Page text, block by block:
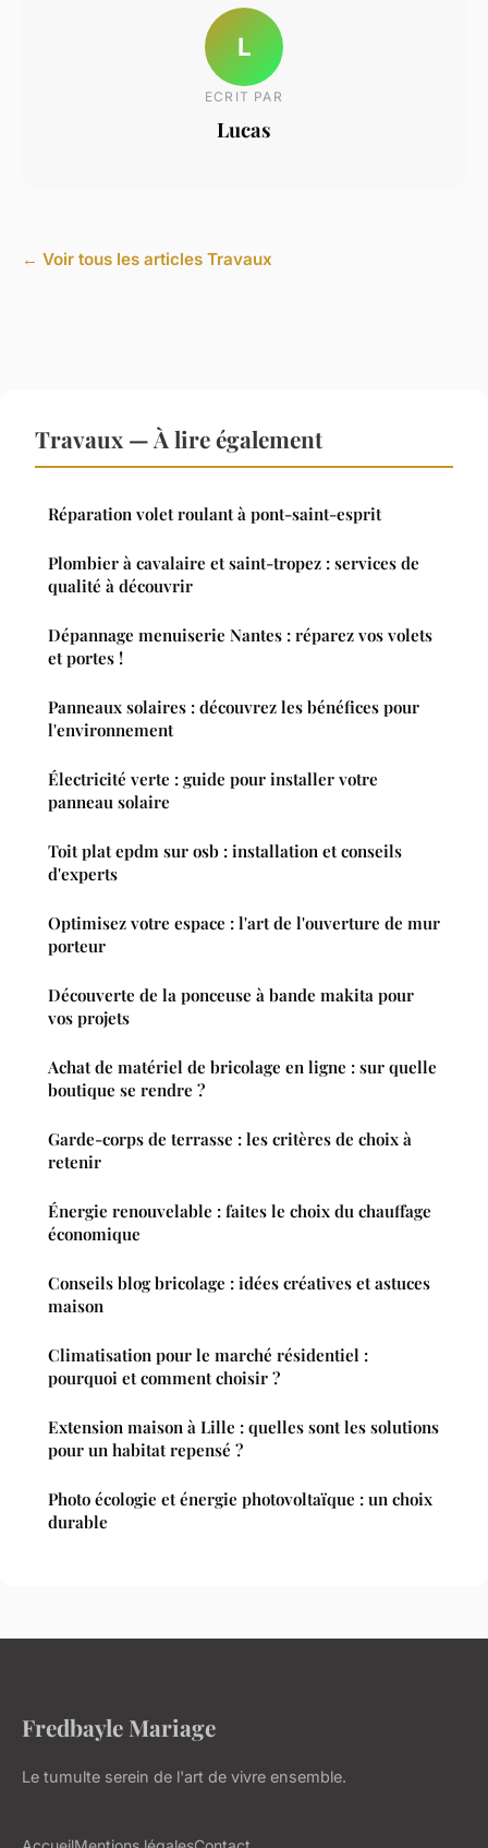
L
ECRIT PAR
Lucas
← Voir tous les articles Travaux
Travaux — À lire également
Réparation volet roulant à pont-saint-esprit
Plombier à cavalaire et saint-tropez : services de
qualité à découvrir
Dépannage menuiserie Nantes : réparez vos volets
et portes !
Panneaux solaires : découvrez les bénéfices pour
l'environnement
Électricité verte : guide pour installer votre
panneau solaire
Toit plat epdm sur osb : installation et conseils
d'experts
Optimisez votre espace : l'art de l'ouverture de mur
porteur
Découverte de la ponceuse à bande makita pour
vos projets
Achat de matériel de bricolage en ligne : sur quelle
boutique se rendre ?
Garde-corps de terrasse : les critères de choix à
retenir
Énergie renouvelable : faites le choix du chauffage
économique
Conseils blog bricolage : idées créatives et astuces
maison
Climatisation pour le marché résidentiel :
pourquoi et comment choisir ?
Extension maison à Lille : quelles sont les solutions
pour un habitat repensé ?
Photo écologie et énergie photovoltaïque : un choix
durable
Fredbayle Mariage
Le tumulte serein de l'art de vivre ensemble.